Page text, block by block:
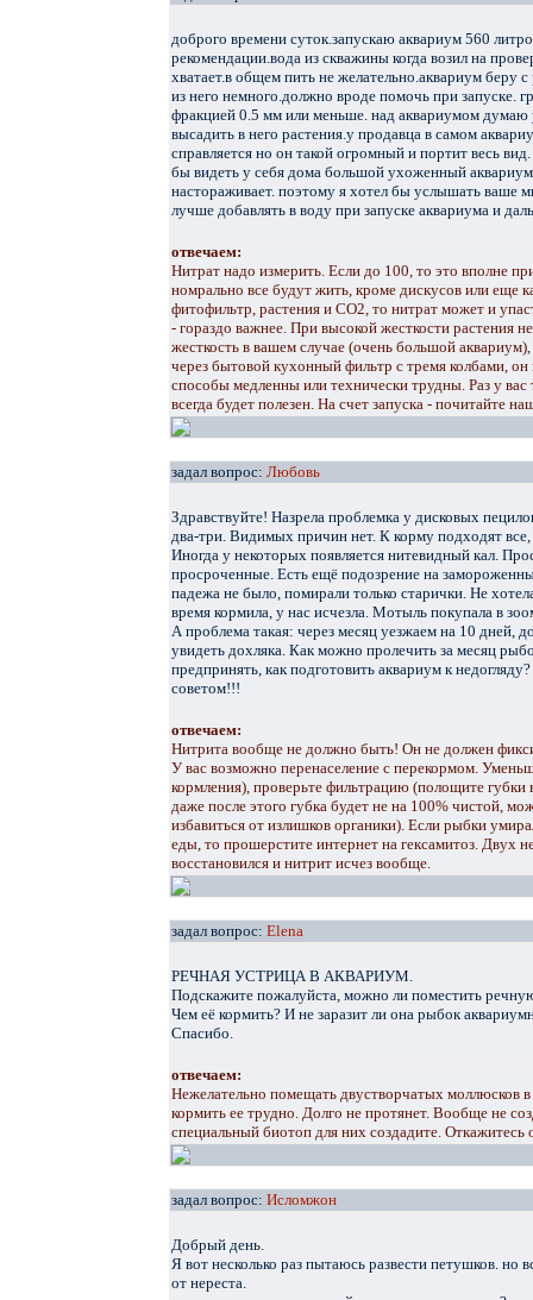
доброго времени суток.запускаю аквариум 560
рекомендации.вода из скважины когда возил на
хватает.в общем пить не желательно.аквариум беру
из него немного.должно вроде помочь при запуске.
фракцией 0.5 мм или меньше. над аквариумом
высадить в него растения.у продавца в самом
справляется но он такой огромный и портит весь
бы видеть у себя дома большой ухоженный
настораживает. поэтому я хотел бы услышать ваше
лучше добавлять в воду при запуске аквариума и
отвечаем:
Нитрат надо измерить. Если до 100, то это вполне
номрально все будут жить, кроме дискусов или еще
фитофильтр, растения и СО2, то нитрат может и
- гораздо важнее. При высокой жесткости растения
жесткость в вашем случае (очень большой
через бытовой кухонный фильтр с тремя колбами, он
способы медленны или технически трудны. Раз у
всегда будет полезен. На счет запуска - почитайте
задал вопрос: Любовь
Здравствуйте! Назрела проблемка у дисковых
два-три. Видимых причин нет. К корму подходят
Иногда у некоторых появляется нитевидный кал.
просроченные. Есть ещё подозрение на
падежа не было, помирали только старички. Не
время кормила, у нас исчезла. Мотыль покупала в
А проблема такая: через месяц уезжаем на 10 дней,
увидеть дохляка. Как можно пролечить за месяц
предпринять, как подготовить аквариум к
советом!!!
отвечаем:
Нитрита вообще не должно быть! Он не должен
У вас возможно перенаселение с перекормом.
кормления), проверьте фильтрацию (полощите губки
даже после этого губка будет не на 100% чистой,
избавиться от излишков органики). Если рыбки
еды, то прошерстите интернет на гексамитоз. Двух
восстановился и нитрит исчез вообще.
задал вопрос: Elena
РЕЧНАЯ УСТРИЦА В АКВАРИУМ.
Подскажите пожалуйста, можно ли поместить
Чем её кормить? И не заразит ли она рыбок
Спасибо.
отвечаем:
Нежелательно помещать двустворчатых моллюсков
кормить ее трудно. Долго не протянет. Вообще не
специальный биотоп для них создадите. Откажитесь
задал вопрос: Исломжон
Добрый день.
Я вот несколько раз пытаюсь развести петушков. но
от нереста.